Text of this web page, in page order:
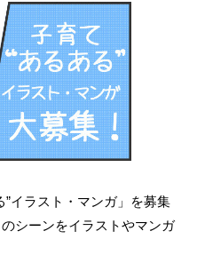
イラスト・マンガ」を募集
シーンをイラストやマンガ